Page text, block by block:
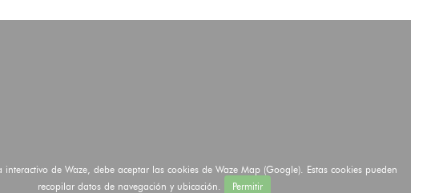
interactivo de Waze, debe aceptar las cookies de Waze Map (Google). Estas cookies pueden
recopilar datos de navegación y ubicación.
Permitir